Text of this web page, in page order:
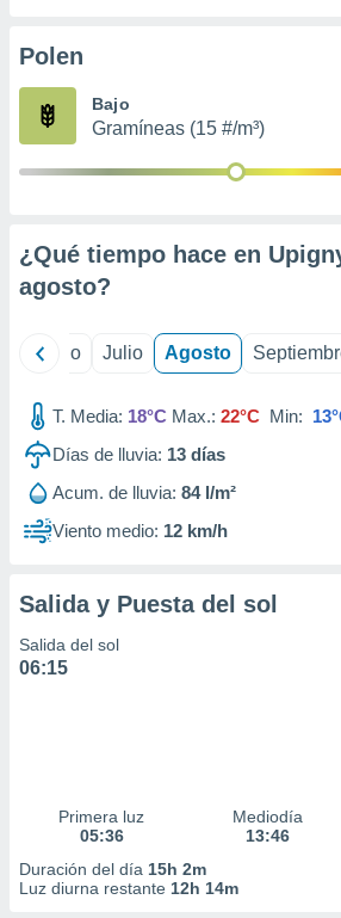
e
mediante
de
1199
Polen
Bajo
Gramíneas (15 #/m³)
¿Qué tiempo hace en
agosto?
Junio Julio Agosto
T. Media: 18°C Max.: 22°C Min:
Días de lluvia: 13 días
Acum. de lluvia: 84 l/m²
Viento medio: 12 km/h
Salida y Puesta del sol
Salida del sol
06:15
Primera luz
05:36
Mediodía
13:46
Duración del día 15h 2m
Luz diurna restante 12h 14m